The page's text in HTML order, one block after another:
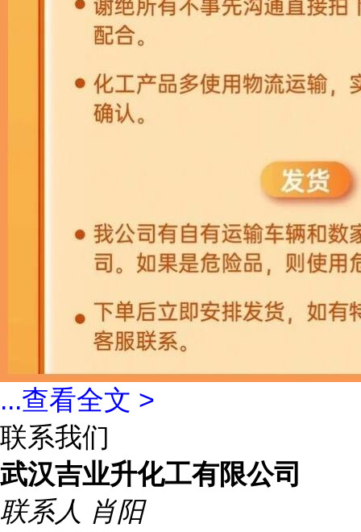
...查看全文 >
联系我们
武汉吉业升化工有限公司
联系人 肖阳